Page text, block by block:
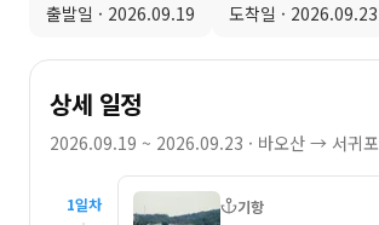
출발일 · 2026.09.19 도착일 · 2026.09.23
상세 일정
2026.09.19 ~ 2026.09.23 · 바오산 → 서귀포
1일차 기항